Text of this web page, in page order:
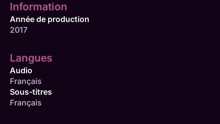
Information
Année de production
2017
Langues
Audio
Français
Sous-titres
Français